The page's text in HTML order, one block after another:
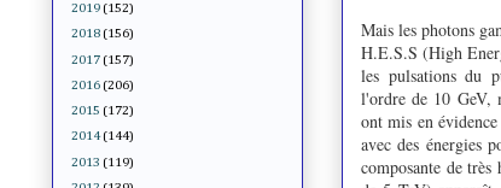
Mais les photons
H.E.S.S (High
les pulsations du
l'ordre de 10 GeV,
ont mis en
avec des énergies
composante de très
2019 (152)
2018 (156)
2017 (157)
2016 (206)
2015 (172)
2014 (144)
2013 (119)